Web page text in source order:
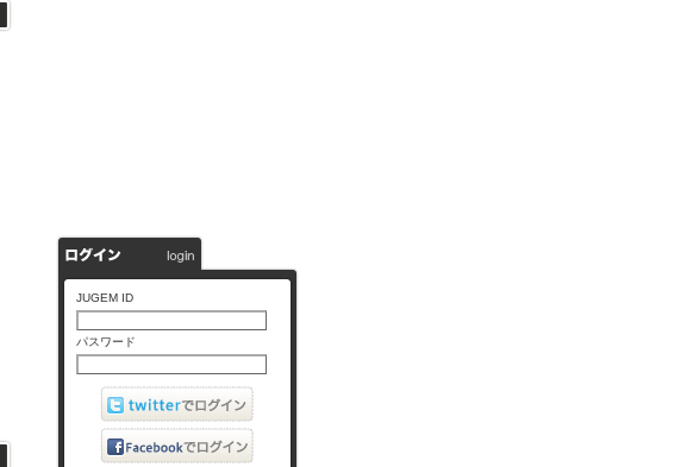
JUGEM ID
パスワード